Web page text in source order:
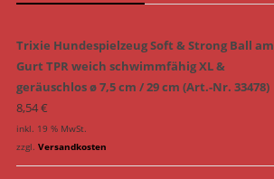
Trixie Hundespielzeug Soft & Strong Ball am
Gurt TPR weich schwimmfähig XL &
geräuschlos ø 7,5 cm / 29 cm (Art.-Nr. 33478)
8,54€
inkl. 19 % MwSt.
zzgl. Versandkosten